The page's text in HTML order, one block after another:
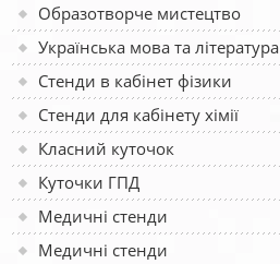
Образотворче мистецтво
Українська мова та література
Стенди в кабінет фізики
Стенди для кабінету хімії
Класний куточок
Куточки ГПД
Медичні стенди
Медичні стенди